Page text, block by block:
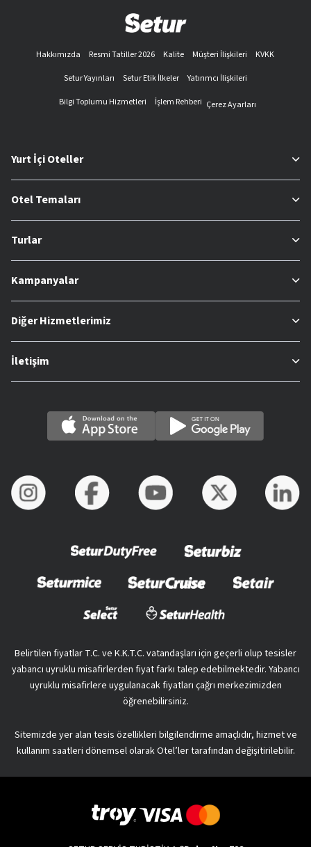
Hakkımızda Resmi Tatiller 2026 Kalite Müşteri İlişkileri
KVKK
Setur Yayınları
Setur Etik İlkeler
Yatırımcı İlişkileri
Bilgi Toplumu Hizmetleri
İşlem Rehberi Çerez Ayarları
Yurt İçi Oteller
Otel Temaları
Turlar
Kampanyalar
Diğer Hizmetlerimiz
İletişim
Belirtilen fiyatlar T.C. ve K.K.T.C. vatandaşları için geçerli olup tesisler
yabancı uyruklu misafirlerden fiyat farkı talep edebilmektedir. Yabancı
uyruklu misafirlere uygulanacak fiyatları çağrı merkezimizden
öğrenebilirsiniz.
Sitemizde yer alan tesis özellikleri bilgilendirme amaçlıdır, hizmet ve
kullanım saatleri dönemsel olarak Otel’ler tarafından değişitirilebilir.